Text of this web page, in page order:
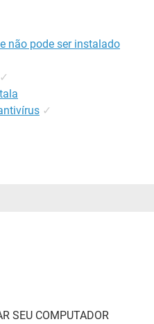
não pode ser instalado
✓
✓
SEU COMPUTADOR